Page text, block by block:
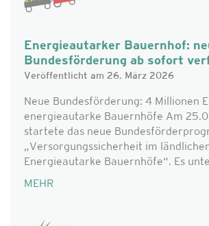
Energieautarker Bauernhof:
Bundesförderung ab sofort
Veröffentlicht am 26. März 2026
Neue Bundesförderung: 4 Millionen
energieautarke Bauernhöfe Am
startete das neue
„Versorgungssicherheit im
Energieautarke Bauernhöfe“. Es
MEHR